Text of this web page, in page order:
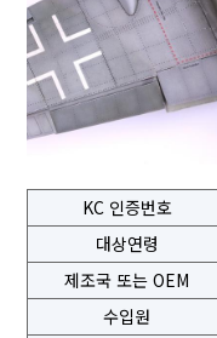
KC 인증번호
대상연령
제조국 또는 OEM
수입원